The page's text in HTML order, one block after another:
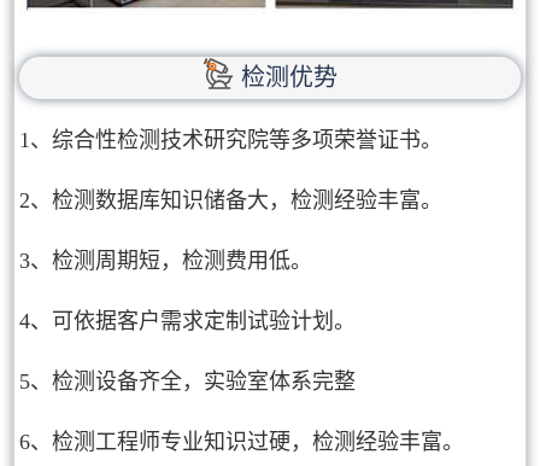
检测优势
1、综合性检测技术研究院等多项荣誉证书。
2、检测数据库知识储备大，检测经验丰富。
3、检测周期短，检测费用低。
4、可依据客户需求定制试验计划。
5、检测设备齐全，实验室体系完整
6、检测工程师专业知识过硬，检测经验丰富。